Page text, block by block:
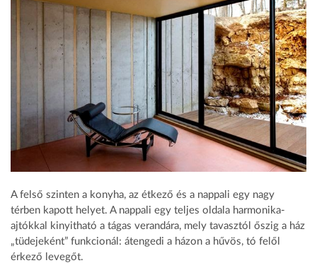
A felső szinten a konyha, az étkező és a nappali egy nagy
térben kapott helyet. A nappali egy teljes oldala harmonika-
ajtókkal kinyitható a tágas verandára, mely tavasztól őszig a ház
„tüdejeként” funkcionál: átengedi a házon a hűvös, tó felől
érkező levegőt.